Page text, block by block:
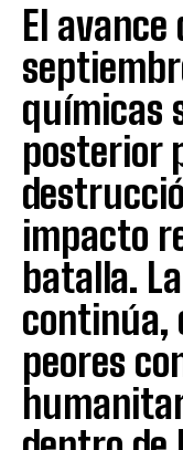
El
químicas
posterior
impacto
batalla.
continúa,
peores